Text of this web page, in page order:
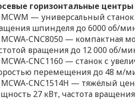
горизонтальные центры
MCWM — универсальный
шпинделя до 6000 об/
MCWA-CNC8050 — компактная
вращения до 12 000 об/
MCWA-CNC1160 — станок с
перемещения до 48 м/
MCWA-CNC1514H — тяжёлый
27 кВт, частота